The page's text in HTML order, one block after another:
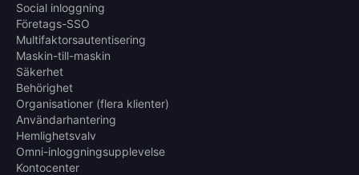
Social inloggning
Företags-SSO
Multifaktorsautentisering
Maskin-till-maskin
Säkerhet
Behörighet
Organisationer (flera klienter)
Användarhantering
Hemlighetsvalv
Omni-inloggningsupplevelse
Kontocenter